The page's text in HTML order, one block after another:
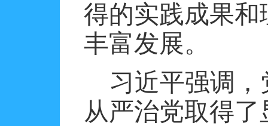
得的实践成果
丰富发展。
习近平强调
从严治党取得